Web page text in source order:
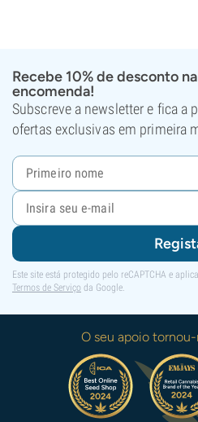
Recebe 10% de desconto
encomenda!
Subscreve a newsletter e fica a
ofertas exclusivas em primeira
Este site está protegido pelo reCAPTCHA e
Termos de Serviço da Google.
O seu apoio